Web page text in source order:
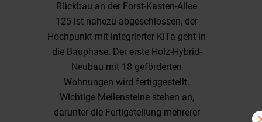
Rückbau an der Forst-Kasten-Allee
125 ist nahezu abgeschlossen, der
Hochpunkt mit integrierter KiTa geht in
die Bauphase. Der erste Holz-Hybrid-
Neubau mit 18 geförderten
Wohnungen wird fertiggestellt.
Wichtige Meilensteine stehen an,
darunter die Fertigstellung mehrerer